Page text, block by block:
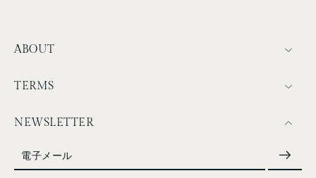
ABOUT
TERMS
NEWSLETTER
電子メール